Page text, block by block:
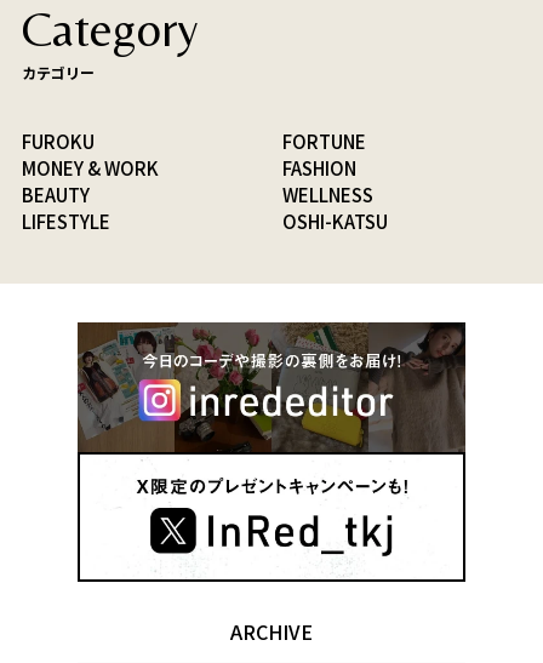
Category
カテゴリー
FUROKU
FORTUNE
MONEY & WORK
FASHION
BEAUTY
WELLNESS
LIFESTYLE
OSHI-KATSU
ARCHIVE